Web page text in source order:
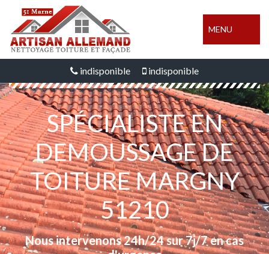
MENU
indisponible indisponible
SPÉCIALISTE EN
DEMOUSSAGE DE
TOITURE MARGNY
51210
Nous intervenons 24h/24 sur 7j/7 en cas